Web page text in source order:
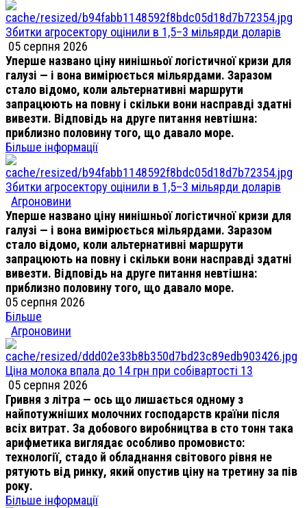
Збитки агросектору оцінили в 1,5–3 мільярди доларів
05 серпня 2026
Уперше названо ціну нинішньої логістичної кризи для
галузі — і вона вимірюється мільярдами. Заразом
стало відомо, коли альтернативні маршрути
запрацюють на повну і скільки вони насправді здатні
вивезти. Відповідь на друге питання невтішна:
приблизно половину того, що давало море.
Більше інформації
Збитки агросектору оцінили в 1,5–3 мільярди доларів
Агроновини
Уперше названо ціну нинішньої логістичної кризи для
галузі — і вона вимірюється мільярдами. Заразом
стало відомо, коли альтернативні маршрути
запрацюють на повну і скільки вони насправді здатні
вивезти. Відповідь на друге питання невтішна:
приблизно половину того, що давало море.
05 серпня 2026
Більше
Агроновини
Ціна молока впала до 14 грн при собівартості 13
05 серпня 2026
Гривня з літра — ось що лишається одному з
найпотужніших молочних господарств країни після
всіх витрат. За добового виробництва в сто тонн така
арифметика виглядає особливо промовисто:
технології, стадо й обладнання світового рівня не
рятують від ринку, який опустив ціну на третину за пів
року.
Більше інформації